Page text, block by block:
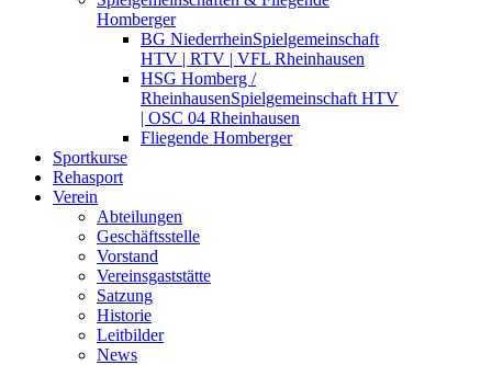
Homberger
BG NiederrheinSpielgemeinschaft
HTV | RTV | VFL Rheinhausen
HSG Homberg /
RheinhausenSpielgemeinschaft HTV
| OSC 04 Rheinhausen
Fliegende Homberger
Sportkurse
Rehasport
Verein
Abteilungen
Geschäftsstelle
Vorstand
Vereinsgaststätte
Satzung
Historie
Leitbilder
News